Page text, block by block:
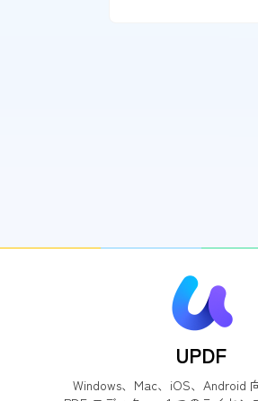
UPDF
Windows、Mac、iOS、Android